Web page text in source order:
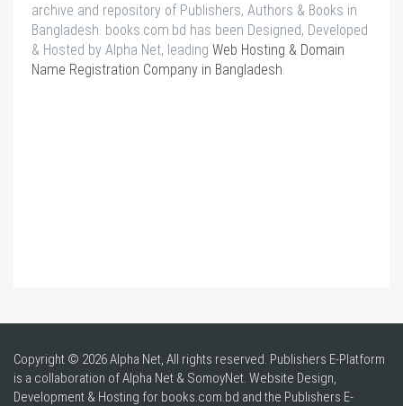
archive and repository of Publishers, Authors & Books in
Bangladesh. books.com.bd has been Designed, Developed
& Hosted by Alpha Net, leading Web Hosting & Domain
Name Registration Company in Bangladesh
Copyright © 2026 Alpha Net, All rights reserved. Publishers E-Platform
is a collaboration of Alpha Net & SomoyNet. Website Design,
Development & Hosting for books.com.bd and the Publishers E-